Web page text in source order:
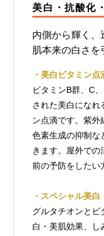
美白・抗酸化
内側から輝く、
肌本来の白さを
・美白ビタミン点
ビタミンB群、C
された美白になれ
ン点滴です。紫外
色素生成の抑制な
きます。屋外での
前の予防をしたい
・スペシャル美
グルタチオンとビ
白・美肌効果、し